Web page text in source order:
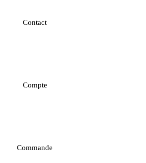
Contact
Compte
Commande